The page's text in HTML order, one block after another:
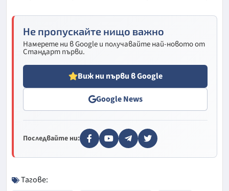
Не пропускайте нищо важно
Намерете ни в Google и получавайте най-новото от
Стандарт първи.
Виж ни първи в Google
Google News
Последвайте ни:
Тагове: